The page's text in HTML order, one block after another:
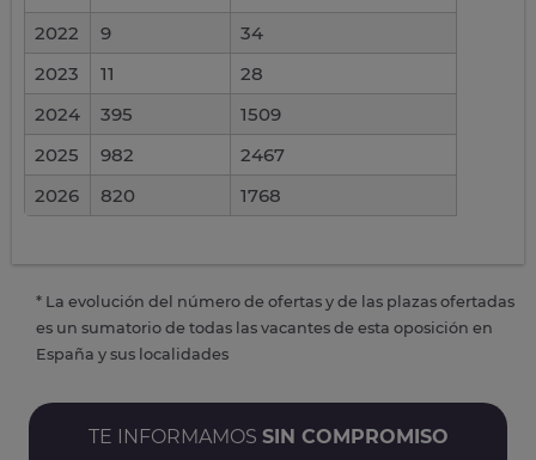
2022
9
34
2023
11
28
2024
395
1509
2025
982
2467
2026
820 1768
* La evolución del número de ofertas y de las plazas ofertadas
es un sumatorio de todas las vacantes de esta oposición en
España y sus localidades
TE INFORMAMOS SIN COMPROMISO